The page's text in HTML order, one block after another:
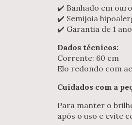
✔️ Banhado em
✔️ Semijoia
✔️ Garantia de 1
Dados técnicos:
Corrente: 60 cm
Elo redondo com
Cuidados com a
Para manter o
após o uso e evite